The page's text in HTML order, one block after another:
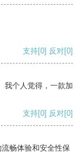
支持[0] 反对[0]
我个人觉得，一款加
支持[0] 反对[0]
畅体验和安全性保